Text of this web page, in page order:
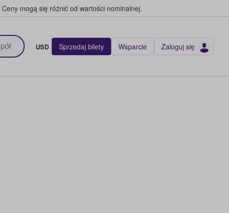
Ceny mogą się różnić od wartości nominalnej.
USD Sprzedaj bilety Wsparcie Zaloguj się